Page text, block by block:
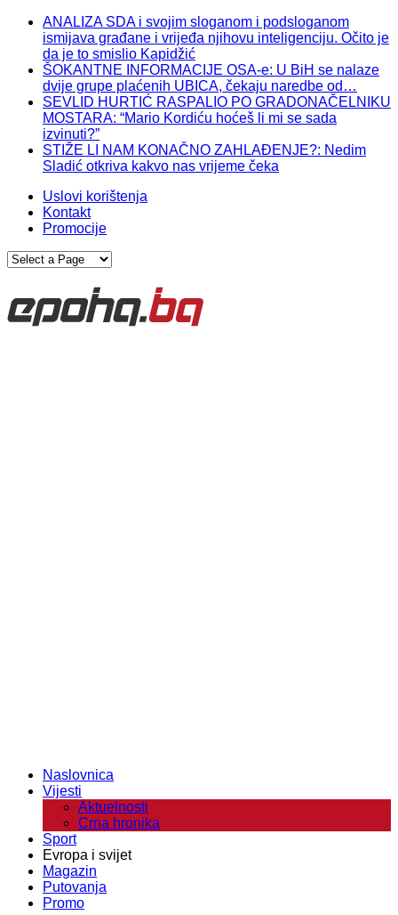
ANALIZA SDA i svojim sloganom i podsloganom
ismijava građane i vrijeđa njihovu inteligenciju. Očito je
da je to smislio Kapidžić
ŠOKANTNE INFORMACIJE OSA-e: U BiH se nalaze
dvije grupe plaćenih UBICA, čekaju naredbe od…
SEVLID HURTIĆ RASPALIO PO GRADONAČELNIKU
MOSTARA: “Mario Kordiću hoćeš li mi se sada
izvinuti?”
STIŽE LI NAM KONAČNO ZAHLAĐENJE?: Nedim
Sladić otkriva kakvo nas vrijeme čeka
Uslovi korištenja
Kontakt
Promocije
Naslovnica
Vijesti
Aktuelnosti
Crna hronika
Sport
Evropa i svijet
Magazin
Putovanja
Promo